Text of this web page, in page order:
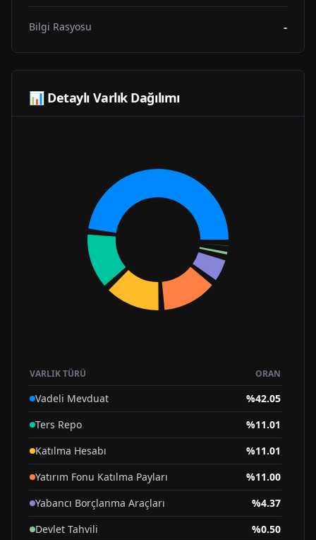
Bilgi Rasyosu -
📊 Detaylı Varlık Dağılımı
VARLIK TÜRÜ ORAN
Vadeli Mevduat %42.05
Ters Repo
%11.01
Katılma Hesabı
%11.01
Yatırım Fonu Katılma Payları
%11.00
Yabancı Borçlanma Araçları
%4.37
Devlet Tahvili
%0.50